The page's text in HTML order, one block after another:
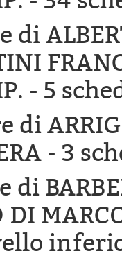
di
- 5
di
- 3
di
DI